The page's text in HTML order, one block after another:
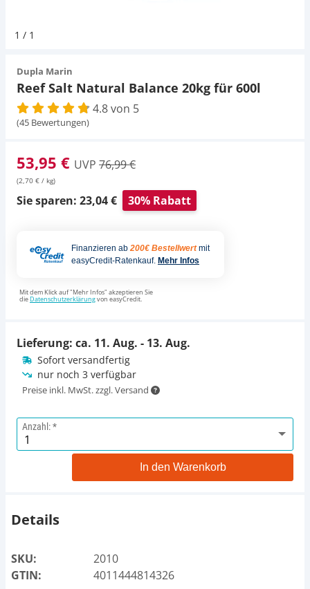
1 / 1
Dupla Marin
Reef Salt Natural Balance 20kg für 600l
4.8 von 5
(45 Bewertungen)
53,95 € UVP 76,99 €
(2,70 € / kg)
Sie sparen: 23,04 € 30% Rabatt
Finanzieren ab 200€ Bestellwert mit
easyCredit-Ratenkauf. Mehr Infos
Mit dem Klick auf "Mehr Infos" akzeptieren Sie
dieDatenschutzerklärungvon easyCredit.
Lieferung: ca. 11. Aug. - 13. Aug.
Sofort versandfertig
nur noch 3 verfügbar
Preise inkl. MwSt. zzgl. Versand
Anzahl:
In den Warenkorb
Details
SKU:
2010
GTIN:
4011444814326
Schlauch
Strömungspumpe
UV-Filter
Mess- und Regeltechnik
Schlauch
Thermometer
Deko
Zubehör